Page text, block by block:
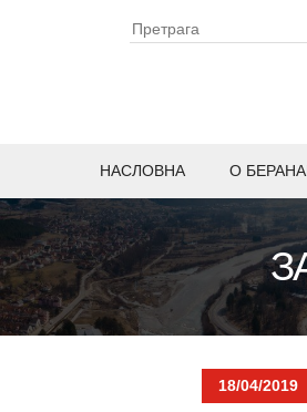
НАСЛОВНА O
18/04/2019